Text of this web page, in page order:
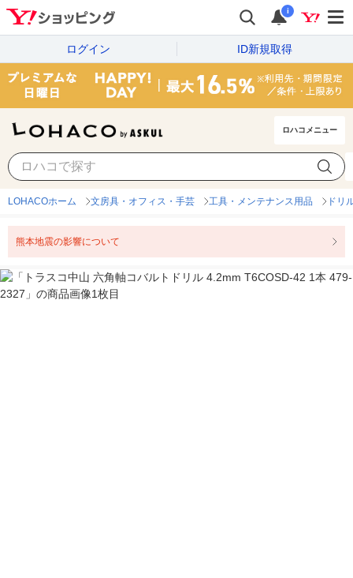
i
ログイン ID新規取得
ロハコメニュー
LOHACOホーム 文房具・オフィス・手芸 工具・メンテナンス用品 ドリ
熊本地震の影響について